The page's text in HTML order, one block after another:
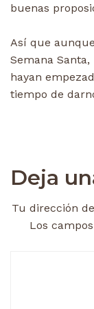
buenas
Así que
Semana
hayan
tiempo de
Deja
Tu dirección
Los